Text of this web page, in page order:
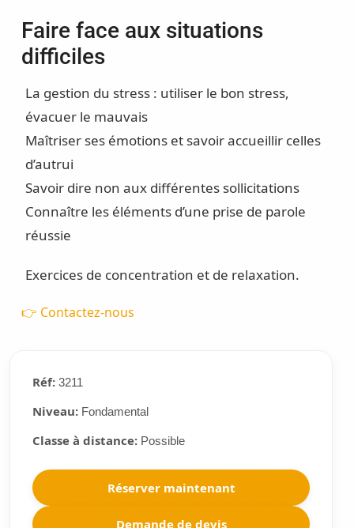
Faire face aux situations
difficiles
La gestion du stress : utiliser le bon stress,
évacuer le mauvais
Maîtriser ses émotions et savoir accueillir celles
d’autrui
Savoir dire non aux différentes sollicitations
Connaître les éléments d’une prise de parole
réussie
Exercices de concentration et de relaxation.
👉 Contactez-nous
Réf:3211
Niveau:Fondamental
Classe à distance:Possible
Réserver maintenant
Demande de devis